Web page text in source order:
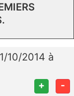
10/2014 à
+ -